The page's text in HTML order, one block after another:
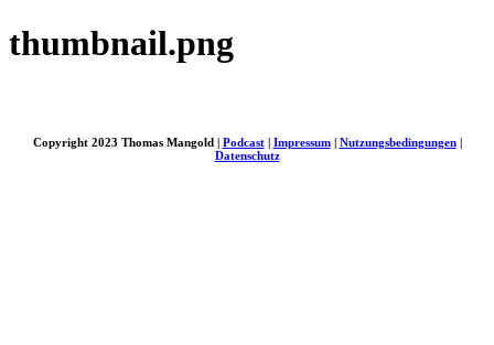
thumbnail.png
Copyright 2023 Thomas Mangold | Podcast| Impressum| Nutzungsbedingungen|
Datenschutz